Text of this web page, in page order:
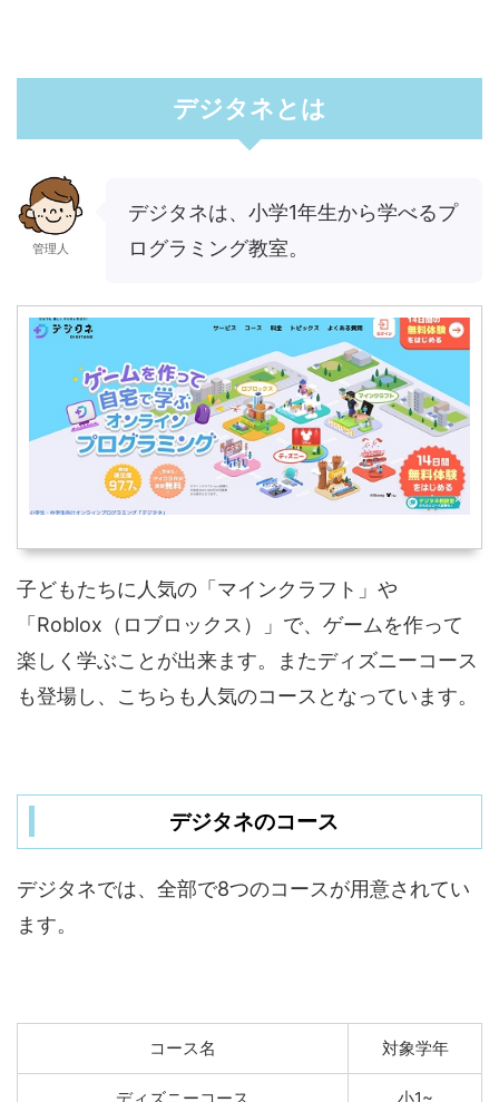
デジタネとは
管理人
デジタネは、小学1年生から学べるプ
ログラミング教室。
子どもたちに人気の「マインクラフト」や
「Roblox（ロブロックス）」で、ゲームを作って
楽しく学ぶことが出来ます。またディズニーコース
も登場し、こちらも人気のコースとなっています。
デジタネのコース
デジタネでは、全部で8つのコースが用意されてい
ます。
コース名 対象学年
ディズニーコース 小1~